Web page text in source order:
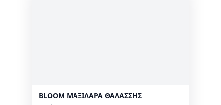
BLOOM ΜΑΞΙΛΑΡΑ ΘΑΛΑΣΣΗΣ